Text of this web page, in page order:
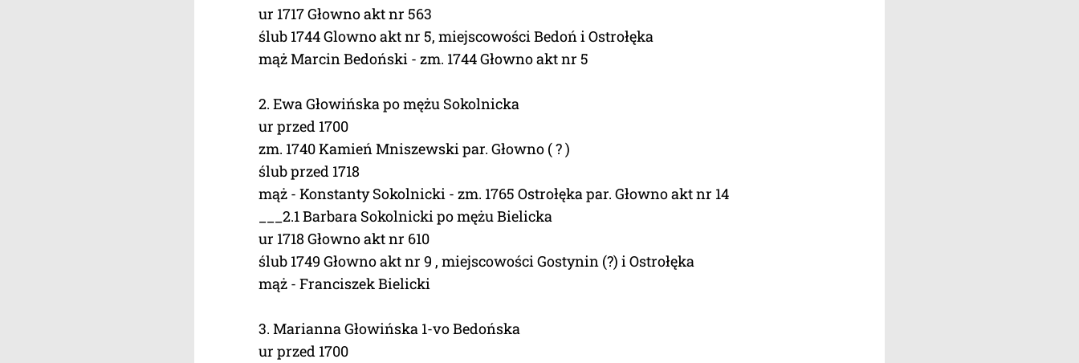
ur 1717 Głowno akt nr 563
ślub 1744 Glowno akt nr 5, miejscowości Bedoń i Ostrołęka
mąż Marcin Bedoński - zm. 1744 Głowno akt nr 5
2. Ewa Głowińska po mężu Sokolnicka
ur przed 1700
zm. 1740 Kamień Mniszewski par. Głowno ( ? )
ślub przed 1718
mąż - Konstanty Sokolnicki - zm. 1765 Ostrołęka par. Głowno akt nr 14
___2.1 Barbara Sokolnicki po mężu Bielicka
ur 1718 Głowno akt nr 610
ślub 1749 Głowno akt nr 9 , miejscowości Gostynin (?) i Ostrołęka
mąż - Franciszek Bielicki
3. Marianna Głowińska 1-vo Bedońska
ur przed 1700